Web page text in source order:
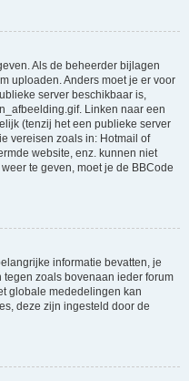
Als de beheerder bijlagen
uploaden. Anders moet je er voor
server beschikbaar is,
Linken naar een
(tenzij het een publieke server
vereisen zoals in: Hotmail of
website, enz. kunnen niet
te geven, moet je de BBCode
informatie bevatten, je
zoals bovenaan ieder forum
globale mededelingen kan
deze zijn ingesteld door de